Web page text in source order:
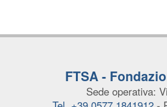
FTSA -
Sede operativa: